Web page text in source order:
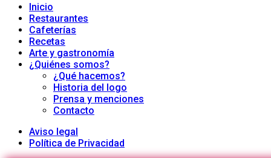
Inicio
Restaurantes
Cafeterías
Recetas
Arte y gastronomía
¿Quiénes somos?
¿Qué hacemos?
Historia del logo
Prensa y menciones
Contacto
Aviso legal
Política de Privacidad